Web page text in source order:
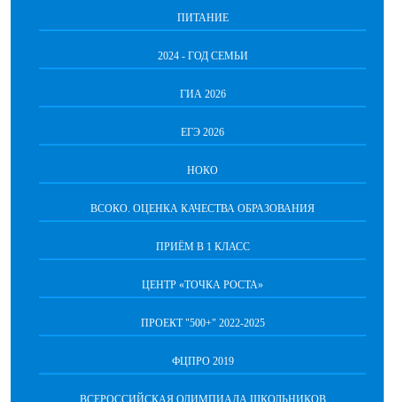
ПИТАНИЕ
2024 - ГОД СЕМЬИ
ГИА 2026
ЕГЭ 2026
НОКО
ВСОКО. ОЦЕНКА КАЧЕСТВА ОБРАЗОВАНИЯ
ПРИЁМ В 1 КЛАСС
ЦЕНТР «ТОЧКА РОСТА»
ПРОЕКТ "500+" 2022-2025
ФЦПРО 2019
ВСЕРОССИЙСКАЯ ОЛИМПИАДА ШКОЛЬНИКОВ